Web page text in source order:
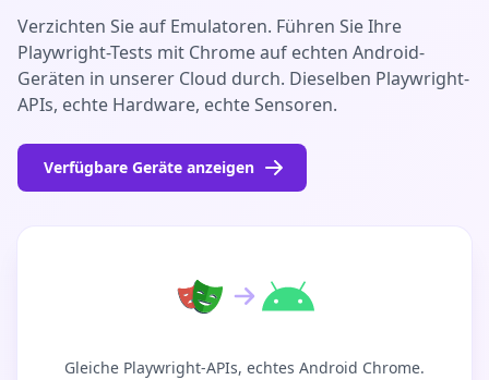
Verzichten Sie auf Emulatoren. Führen Sie Ihre
Playwright-Tests mit Chrome auf echten Android-
Geräten in unserer Cloud durch. Dieselben Playwright-
APIs, echte Hardware, echte Sensoren.
Verfügbare Geräte anzeigen
Gleiche Playwright-APIs, echtes Android Chrome.